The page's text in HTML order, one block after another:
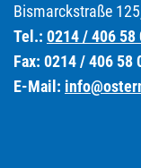
Bismarckstraße
Tel.: 0214 / 406 58
Fax: 0214 / 406 58
E-Mail: